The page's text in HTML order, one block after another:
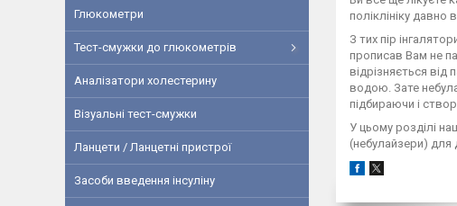
поліклініку давно
З тих пір
прописав Вам не
відрізняється
водою. Зате
підбираючи і
У цьому розділі
(небулайзери) для
Глюкометри
Тест-смужки до глюкометрів
Аналізатори холестерину
Візуальні тест-смужки
Ланцети / Ланцетні пристрої
Засоби введення інсуліну